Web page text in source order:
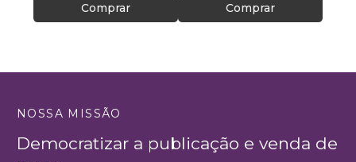
Comprar Comprar
NOSSA MISSÃO
Democratizar a publicação e venda de